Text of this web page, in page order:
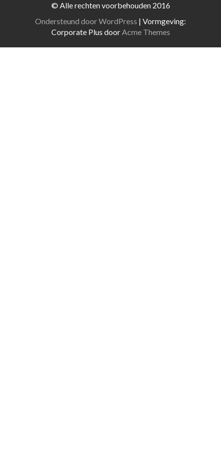
© Alle rechten voorbehouden 2016
Ondersteund door WordPress | Vormgeving:
Corporate Plus doorAcme Themes